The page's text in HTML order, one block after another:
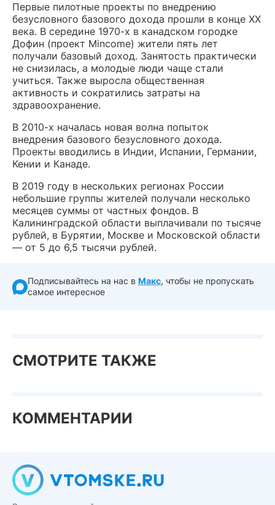
Первые пилотные проекты по внедрению
безусловного базового дохода прошли в конце XX
века. В середине 1970-х в канадском городке
Дофин (проект Mincome) жители пять лет
получали базовый доход. Занятость практически
не снизилась, а молодые люди чаще стали
учиться. Также выросла общественная
активность и сократились затраты на
здравоохранение.
В 2010-х началась новая волна попыток
внедрения базового безусловного дохода.
Проекты вводились в Индии, Испании, Германии,
Кении и Канаде.
В 2019 году в нескольких регионах России
небольшие группы жителей получали несколько
месяцев суммы от частных фондов. В
Калининградской области выплачивали по тысяче
рублей, в Бурятии, Москве и Московской области
— от 5 до 6,5 тысячи рублей.
Подписывайтесь на нас в Макс, чтобы не пропускать
самое интересное
СМОТРИТЕ ТАКЖЕ
КОММЕНТАРИИ